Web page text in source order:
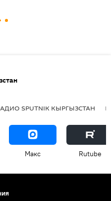
SPUTNIK КЫРГЫЗСТАН
Макс Rutube